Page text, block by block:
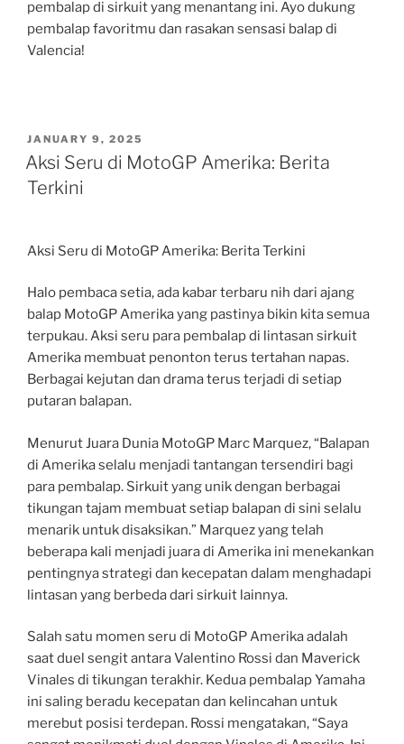
pembalap di sirkuit yang menantang ini. Ayo dukung
pembalap favoritmu dan rasakan sensasi balap di
Valencia!
POSTED
ON
JANUARY 9, 2025
Aksi Seru di MotoGP Amerika: Berita
Terkini
Aksi Seru di MotoGP Amerika: Berita Terkini
Halo pembaca setia, ada kabar terbaru nih dari ajang
balap MotoGP Amerika yang pastinya bikin kita semua
terpukau. Aksi seru para pembalap di lintasan sirkuit
Amerika membuat penonton terus tertahan napas.
Berbagai kejutan dan drama terus terjadi di setiap
putaran balapan.
Menurut Juara Dunia MotoGP Marc Marquez, “Balapan
di Amerika selalu menjadi tantangan tersendiri bagi
para pembalap. Sirkuit yang unik dengan berbagai
tikungan tajam membuat setiap balapan di sini selalu
menarik untuk disaksikan.” Marquez yang telah
beberapa kali menjadi juara di Amerika ini menekankan
pentingnya strategi dan kecepatan dalam menghadapi
lintasan yang berbeda dari sirkuit lainnya.
Salah satu momen seru di MotoGP Amerika adalah
saat duel sengit antara Valentino Rossi dan Maverick
Vinales di tikungan terakhir. Kedua pembalap Yamaha
ini saling beradu kecepatan dan kelincahan untuk
merebut posisi terdepan. Rossi mengatakan, “Saya